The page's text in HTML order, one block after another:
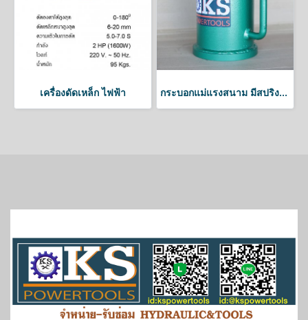
เครื่องดัดเหล็ก ไฟฟ้า กระบอกแม่แรงสนาม มีสปริงดึงกลับ